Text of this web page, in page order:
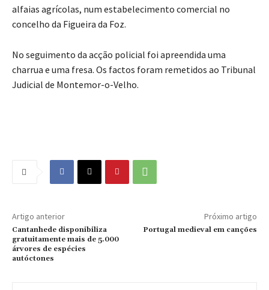
alfaias agrícolas, num estabelecimento comercial no
concelho da Figueira da Foz.
No seguimento da acção policial foi apreendida uma
charrua e uma fresa. Os factos foram remetidos ao Tribunal
Judicial de Montemor-o-Velho.
Artigo anterior
Cantanhede disponibiliza
gratuitamente mais de 5.000
árvores de espécies
autóctones
Próximo artigo
Portugal medieval em canções